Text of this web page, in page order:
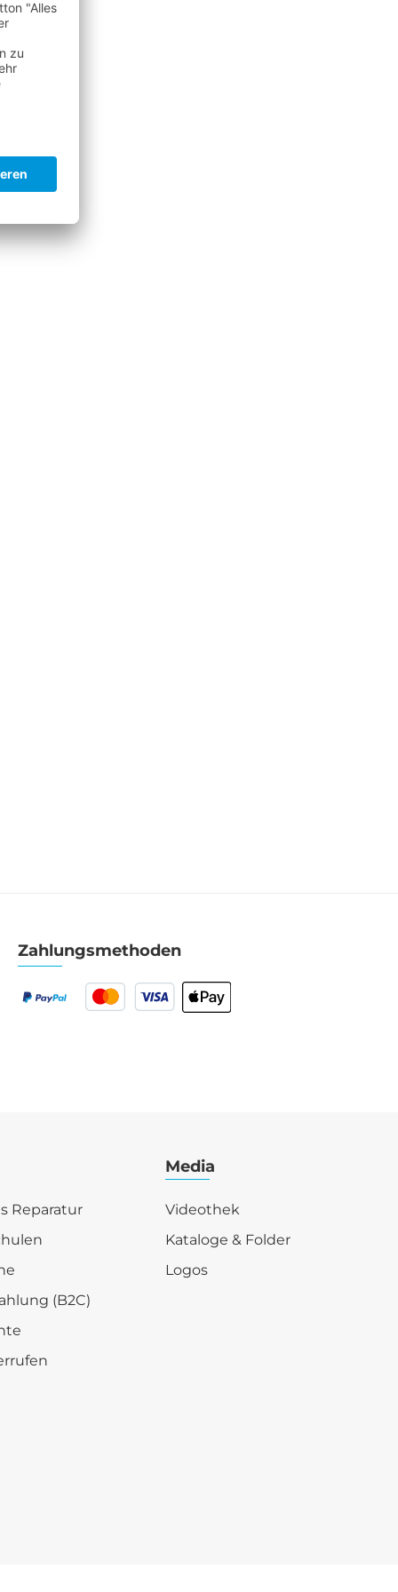
Zahlungsmethoden
Reparatur
(B2C)
Media
Videothek
Kataloge & Folder
Logos